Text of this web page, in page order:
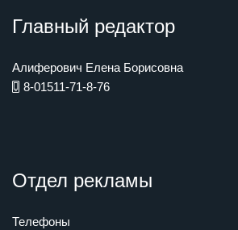
Главный редактор
Алиферович Елена Борисовна
8-01511-71-8-76
Отдел рекламы
Телефоны